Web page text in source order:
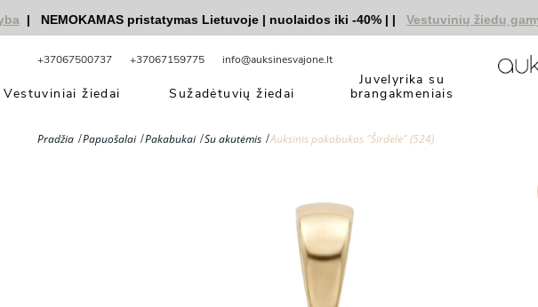
| NEMOKAMAS pristatymas Lietuvoje|nuolaidos iki -40%|| Vestuvinių žiedų gamyba
+37067500737 +37067159775 info@auksinesvajone.lt
Vestuviniai žiedai Sužadėtuvių žiedai
Juvelyrika su
brangakmeniais
Pradžia Papuošalai Pakabukai Su akutėmis Auksinis pakabukas "Širdelė" (524)